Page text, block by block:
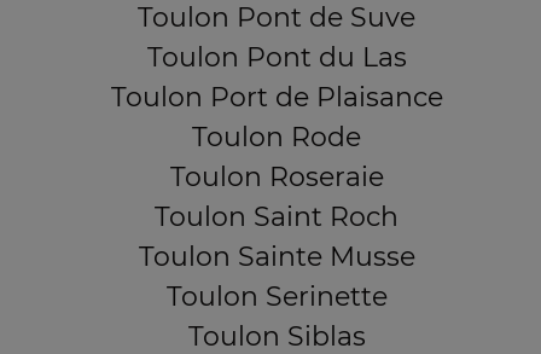
Toulon Pont de Suve
Toulon Pont du Las
Toulon Port de Plaisance
Toulon Rode
Toulon Roseraie
Toulon Saint Roch
Toulon Sainte Musse
Toulon Serinette
Toulon Siblas